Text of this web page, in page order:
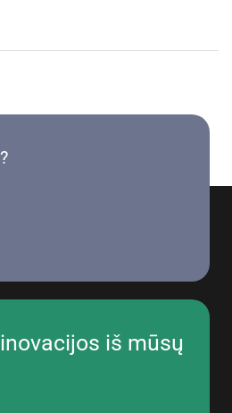
iš mūsų